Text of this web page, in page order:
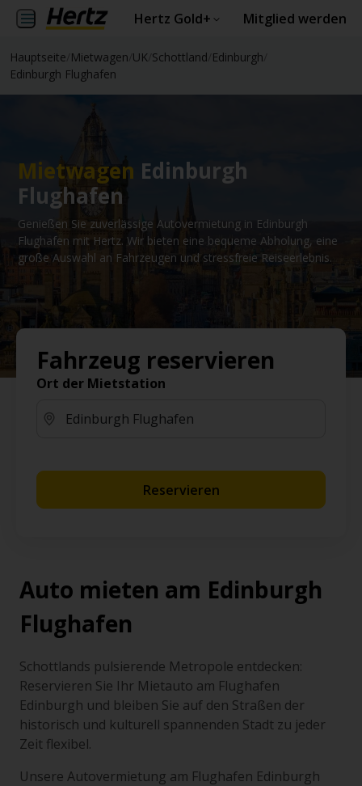
Hertz Gold+ Mitglied werden
Hauptseite Mietwagen UK Schottland Edinburgh
Edinburgh Flughafen
Mietwagen Edinburgh
Flughafen
Genießen Sie zuverlässige Autovermietung in Edinburgh
Flughafen mit Hertz. Wir bieten eine bequeme Abholung, eine
große Auswahl an Fahrzeugen und stressfreie Reiseerlebnis.
Fahrzeug reservieren
Ort der Mietstation
Reservieren
Auto mieten am Edinburgh
Flughafen
Schottlands pulsierende Metropole entdecken:
Reservieren Sie Ihr Mietauto am Flughafen
Edinburgh und bleiben Sie auf den Straßen der
historisch und kulturell spannenden Stadt zu jeder
Zeit flexibel.
Unsere Autovermietung am Flughafen Edinburgh